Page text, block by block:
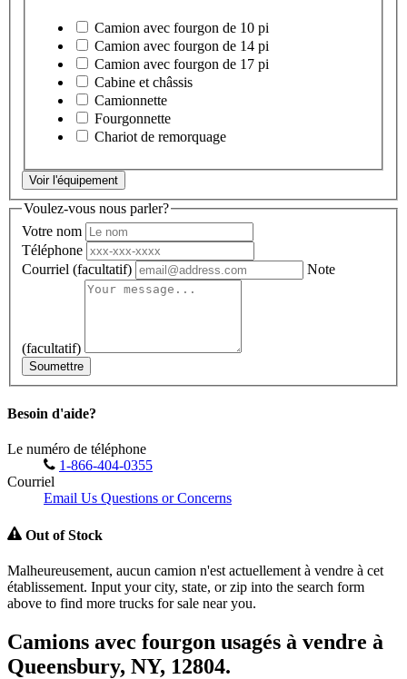
Camion avec fourgon de 10 pi
Camion avec fourgon de 14 pi
Camion avec fourgon de 17 pi
Cabine et châssis
Camionnette
Fourgonnette
Chariot de remorquage
Voir l'équipement
Voulez-vous nous parler?
Votre nom
Téléphone
Courriel (facultatif) Note
(facultatif)
Soumettre
Besoin d'aide?
Le numéro de téléphone
1-866-404-0355
Courriel
Email Us Questions or Concerns
Out of Stock
Malheureusement, aucun camion n'est actuellement à vendre à cet
établissement. Input your city, state, or zip into the search form
above to find more trucks for sale near you.
Camions avec fourgon usagés à vendre à
Queensbury, NY, 12804.